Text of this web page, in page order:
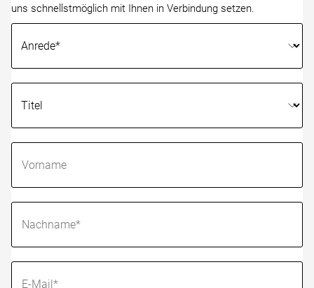
uns schnellstmöglich mit Ihnen in Verbindung setzen.